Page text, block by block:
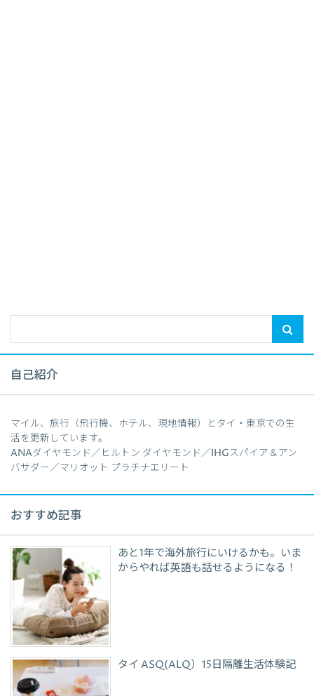
自己紹介
マイル、旅行（飛行機、ホテル、現地情報）とタイ・東京での生
活を更新しています。
ANAダイヤモンド／ヒルトン ダイヤモンド／IHGスパイア＆アン
バサダー／マリオット プラチナエリート
おすすめ記事
あと1年で海外旅行にいけるかも。いま
からやれば英語も話せるようになる！
タイ ASQ(ALQ）15日隔離生活体験記